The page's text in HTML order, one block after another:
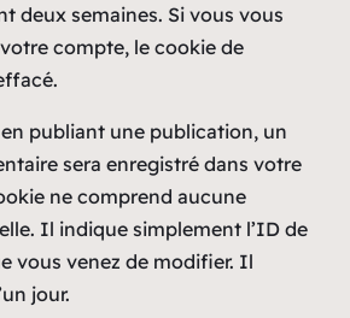
deux semaines. Si vous vous
compte, le cookie de
publiant une publication, un
sera enregistré dans votre
ne comprend aucune
Il indique simplement l’ID de
vous venez de modifier. Il
jour.